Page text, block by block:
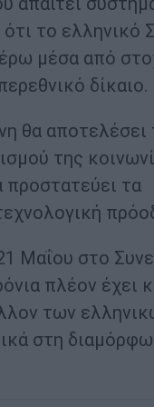
το ελληνικό
μέσα από
δίκαιο.
θα αποτελέσει
της
προστατεύει τα
Μαΐου στο
πλέον έχει
των
στη